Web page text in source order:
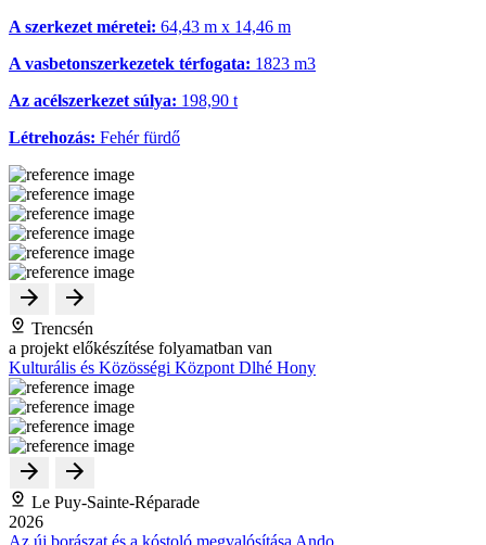
A szerkezet méretei: 64,43 m x 14,46 m
A vasbetonszerkezetek térfogata: 1823 m3
Az acélszerkezet súlya: 198,90 t
Létrehozás: Fehér fürdő
Trencsén
a projekt előkészítése folyamatban van
Kulturális és Közösségi Központ Dlhé Hony
Le Puy-Sainte-Réparade
2026
Az új borászat és a kóstoló megvalósítása Ando